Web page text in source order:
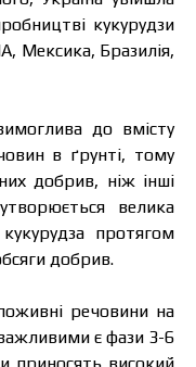
кукурудзи
Мексика, Бразилія,
до вмісту
в ґрунті, тому
добрив, ніж інші
велика
протягом
добрив.
речовини на
є фази 3-6